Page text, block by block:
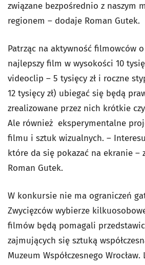
związane bezpośrednio z naszym
regionem – dodaje Roman Gutek.
Patrząc na aktywność filmowców
najlepszy film w wysokości 10
videoclip – 5 tysięcy zł i roczne
12 tysięcy zł) ubiegać się będą
zrealizowane przez nich krótkie
Ale również eksperymentalne
filmu i sztuk wizualnych. –
które da się pokazać na ekranie –
Roman Gutek.
W konkursie nie ma ograniczeń
Zwycięzców wybierze
filmów będą pomagali
zajmujących się sztuką
Muzeum Współczesnego